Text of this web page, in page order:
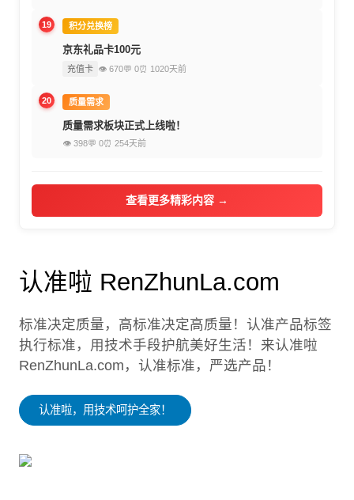
19 积分兑换榜
京东礼品卡100元
充值卡 👁 670💬 0⏰ 1020天前
20 质量需求
质量需求板块正式上线啦！
👁 398💬 0⏰ 254天前
查看更多精彩内容 →
认准啦 RenZhunLa.com
标准决定质量，高标准决定高质量！认准产品标签
执行标准，用技术手段护航美好生活！来认准啦
RenZhunLa.com，认准标准，严选产品！
认准啦，用技术呵护全家！